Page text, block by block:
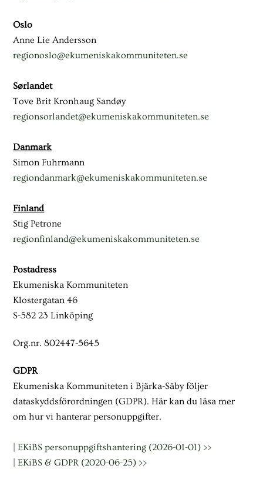
Oslo
Anne Lie Andersson
regionoslo@ekumeniskakommuniteten.se
Sørlandet
Tove Brit Kronhaug Sandøy
regionsorlandet@ekumeniskakommuniteten.se
Danmark
Simon Fuhrmann
regiondanmark@ekumeniskakommuniteten.se
Finland
Stig Petrone
regionfinland@ekumeniskakommuniteten.se
Postadress
Ekumeniska Kommuniteten
Klostergatan 46
S-582 23 Linköping
Org.nr. 802447-5645
GDPR
Ekumeniska Kommuniteten i Bjärka-Säby följer
dataskyddsförordningen (GDPR). Här kan du läsa mer
om hur vi hanterar personuppgifter.
| EKiBS personuppgiftshantering (2026-01-01) >>
| EKiBS & GDPR (2020-06-25) >>